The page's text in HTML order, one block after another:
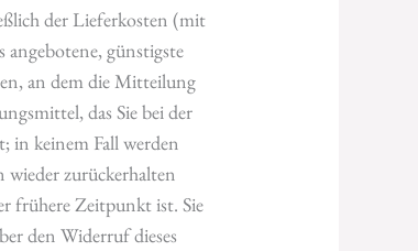
der Lieferkosten (mit
angebotene, günstigste
an dem die Mitteilung
das Sie bei der
in keinem Fall werden
zurückerhalten
frühere Zeitpunkt ist. Sie
den Widerruf dieses